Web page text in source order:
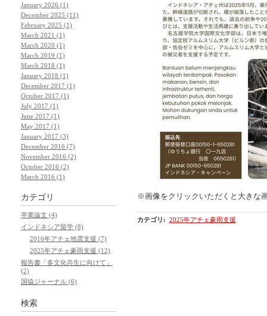
※画像をクリックいただくと大きな
カテゴリ : 2025年アチェ豪雨支援
January 2026 (1)
December 2025 (11)
February 2025 (1)
March 2021 (1)
March 2020 (1)
March 2019 (1)
March 2018 (1)
January 2018 (1)
December 2017 (1)
October 2017 (1)
July 2017 (1)
June 2017 (1)
May 2017 (1)
January 2017 (3)
December 2016 (7)
November 2016 (2)
October 2016 (2)
March 2016 (1)
カテゴリ
卒業論文 (4)
インドネシア留学 (8)
2016年アチェ地震支援 (7)
2025年アチェ豪雨支援 (12)
報告書「多文化共生に向けて」
(2)
国協ジャーナル (6)
検索